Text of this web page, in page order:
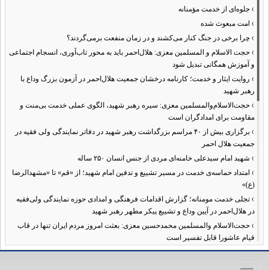
› جلوه‌ای از خدمت مؤمنانه
› امت مبعوث شده
› چرا برخی در جنگ کنار می‌کشند و در زمان منفعت برمی‌گردند؟
› حجت الاسلام و المسلمین معزی: هلال‌احمر باید به محور تاب‌آوری، انسجام اجتماعی
و آموزش همگانی تبدیل شود
› روایت ایثار و خدمت؛ کارنامه درخشان جمعیت هلال‌احمر در آزمون بزرگ وداع با
رهبر شهید
› حجت‌الاسلام‌والمسلمین معزی: سیره رهبر شهید، الگوی عملی خدمت بی‌منت و
مقاومت برای امدادگران است
›
برگزاری بیش از ۴۰ مراسم بزرگداشت رهبر شهید در دفاتر نمایندگی ولی فقیه در
جمعیت هلال احمر
› شهید امام سیدعلی خامنه‌ای مردی از جنس انسان ۲۵۰ ساله
› امتداد حماسه‌ی خدمت در مسیر تشییع و تدفین امام شهید؛ از «قم» تا «مشهدالرضا
(ع)»
› تجلی خدمت مومنانه؛ گزارش اقدامات فرهنگی و امدادی حوزه نمایندگی ولی‌فقیه
در هلال‌احمر در آیین وداع و تشییع پیکر مطهر رهبر شهید
› حجت‌الاسلام والمسلمین محمدحسین معزی: بعثت امروز مردم ایران تنها در قاب
قیام عاشورا قابل تفسیر است
›آمادگی همه‌جانبه معاونت فرهنگی حوزه نمایندگی ولی‌فقیه هلال‌احمر برای